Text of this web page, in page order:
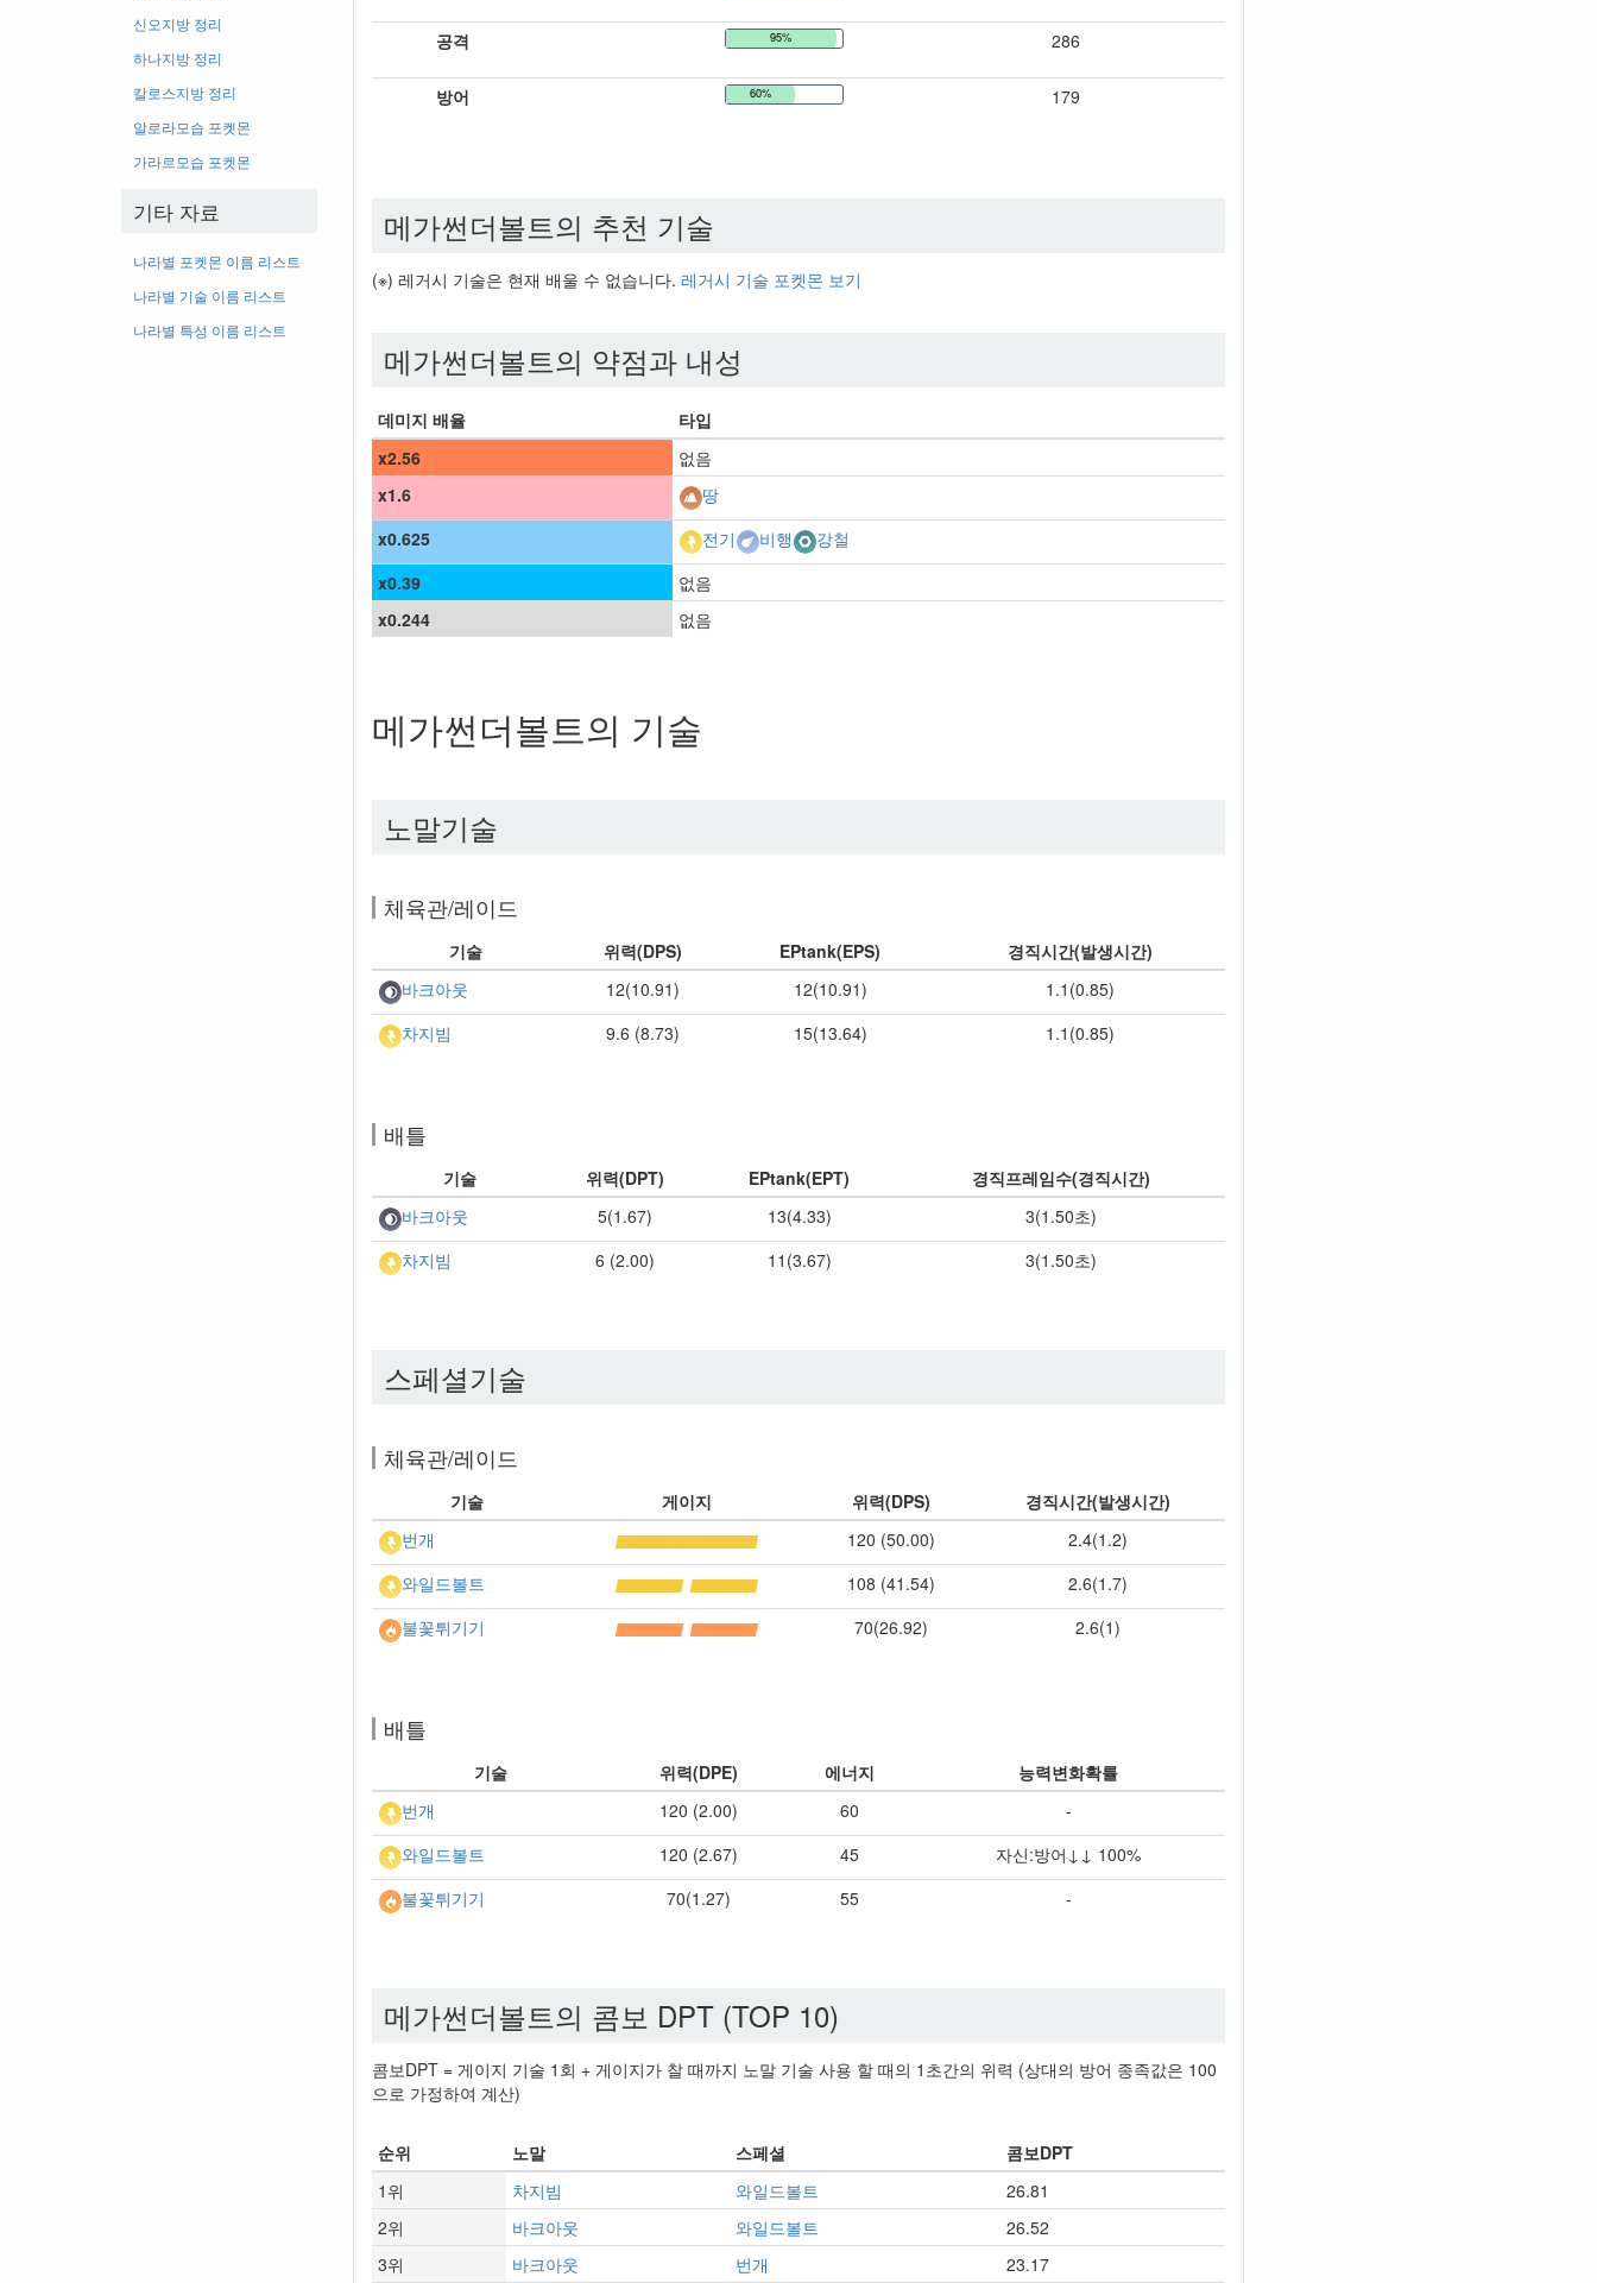
신오지방 정리
하나지방 정리
칼로스지방 정리
알로라모습 포켓몬
가라르모습 포켓몬
기타 자료
나라별 포켓몬 이름 리스트
나라별 기술 이름 리스트
나라별 특성 이름 리스트
공격 95% 286
방어 60% 179
메가썬더볼트의 추천 기술
(※) 레거시 기술은 현재 배울 수 없습니다. 레거시 기술 포켓몬 보기
메가썬더볼트의 약점과 내성
데미지 배율
타입
x2.56
없음
x1.6
땅
x0.625
전기 비행
강철
x0.39
없음
x0.244
없음
메가썬더볼트의 기술
노말기술
체육관/레이드
기술 위력(DPS) EPtank(EPS)
경직시간(발생시간)
바크아웃
12(10.91) 12(10.91)
1.1(0.85)
차지빔
9.6 (8.73) 15(13.64) 1.1(0.85)
배틀
기술 위력(DPT) EPtank(EPT)
경직프레임수(경직시간)
바크아웃
5(1.67) 13(4.33)
3(1.50초)
차지빔
6 (2.00) 11(3.67) 3(1.50초)
스페셜기술
체육관/레이드
기술 게이지 위력(DPS)
경직시간(발생시간)
번개
120 (50.00)
2.4(1.2)
와일드볼트
108 (41.54)
2.6(1.7)
불꽃튀기기
70(26.92) 2.6(1)
배틀
기술 위력(DPE) 에너지
능력변화확률
번개
120 (2.00) 60
-
와일드볼트
120 (2.67) 45
자신:방어↓↓ 100%
불꽃튀기기
70(1.27) 55 -
메가썬더볼트의 콤보 DPT (TOP 10)
콤보DPT = 게이지 기술 1회 + 게이지가 찰 때까지 노말 기술 사용 할 때의 1초간의 위력 (상대의 방어 종족값은 100
으로 가정하여 계산)
순위 노말 스페셜
콤보DPT
1위
차지빔 와일드볼트
26.81
2위
바크아웃 와일드볼트
26.52
3위
바크아웃 번개 23.17